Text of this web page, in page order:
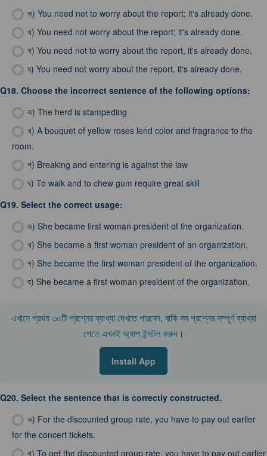
ক) You need not to worry about the report; it's already done.
খ) You need not worry about the report; it's already done.
গ) You need not to worry about the report, it's already done.
ঘ) You need not worry about the report, it's already done.
Q18. Choose the incorrect sentence of the following options:
ক) The herd is stampeding
খ) A bouquet of yellow roses lend color and fragrance to the
room.
গ) Breaking and entering is against the law
ঘ) To walk and to chew gum require great skill
Q19. Select the correct usage:
ক) She became first woman president of the organization.
খ) She became a first woman president of an organization.
গ) She became the first woman president of the organization.
ঘ) She became a first woman president of the organization.
এখানে প্রথম ৩০টি প্রশ্নের ব্যাখ্যা দেখতে পারবেন, বাকি সব প্রশ্নের সম্পূর্ণ ব্যাখ্যা
পেতে এখনই অ্যাপ ইন্সটল করুন।
Install App
Q20. Select the sentence that is correctly constructed.
ক) For the discounted group rate, you have to pay out earlier
for the concert tickets.
খ) To get the discounted group rate, you have to pay out earlier